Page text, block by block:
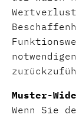
Muster-
Wenn Sie